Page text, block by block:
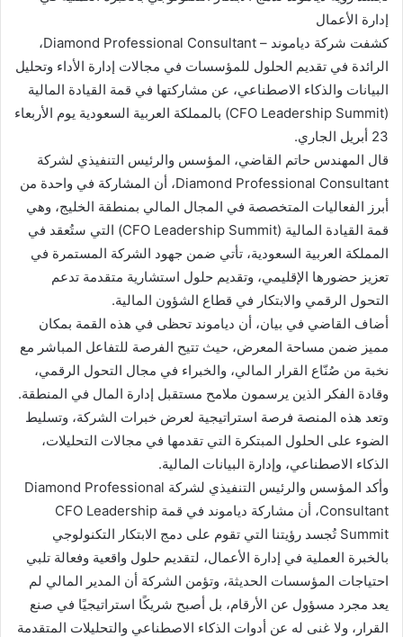
إدارة الأعمال
كشفت شركة دياموند – Diamond Professional Consultant،
الرائدة في تقديم الحلول للمؤسسات في مجالات إدارة الأداء وتحليل
البيانات والذكاء الاصطناعي، عن مشاركتها في قمة القيادة المالية
(CFO Leadership Summit) بالمملكة العربية السعودية يوم الأربعاء
23 أبريل الجاري.
قال المهندس حاتم القاضي، المؤسس والرئيس التنفيذي لشركة
Diamond Professional Consultant، أن المشاركة في واحدة من
أبرز الفعاليات المتخصصة في المجال المالي بمنطقة الخليج، وهي
قمة القيادة المالية (CFO Leadership Summit) التي ستُعقد في
المملكة العربية السعودية، تأتي ضمن جهود الشركة المستمرة في
تعزيز حضورها الإقليمي، وتقديم حلول استشارية متقدمة تدعم
التحول الرقمي والابتكار في قطاع الشؤون المالية.
أضاف القاضي في بيان، أن دياموند تحظى في هذه القمة بمكان
مميز ضمن مساحة المعرض، حيث تتيح الفرصة للتفاعل المباشر مع
نخبة من صُنّاع القرار المالي، والخبراء في مجال التحول الرقمي،
وقادة الفكر الذين يرسمون ملامح مستقبل إدارة المال في المنطقة.
وتعد هذه المنصة فرصة استراتيجية لعرض خبرات الشركة، وتسليط
الضوء على الحلول المبتكرة التي تقدمها في مجالات التحليلات،
الذكاء الاصطناعي، وإدارة البيانات المالية.
وأكد المؤسس والرئيس التنفيذي لشركة Diamond Professional
Consultant، أن مشاركة دياموند في قمة CFO Leadership
Summit تُجسد رؤيتنا التي تقوم على دمج الابتكار التكنولوجي
بالخبرة العملية في إدارة الأعمال، لتقديم حلول واقعية وفعالة تلبي
احتياجات المؤسسات الحديثة، وتؤمن الشركة أن المدير المالي لم
يعد مجرد مسؤول عن الأرقام، بل أصبح شريكًا استراتيجيًا في صنع
القرار، ولا غنى له عن أدوات الذكاء الاصطناعي والتحليلات المتقدمة